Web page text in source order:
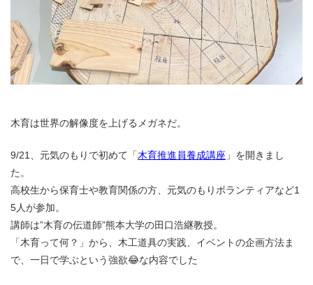
木育は世界の解像度を上げるメガネだ。
9/21、元気のもりで初めて「木育推進員養成講座 」を開きまし
た。
高校生から保育士や教育関係の方、元気のもりボランティアなど1
5人が参加。
講師は”木育の伝道師”熊本大学の田口浩継教授。
「木育って何？」から、木工道具の実践、イベントの企画方法ま
で、一日で学ぶという強欲😂な内容でした